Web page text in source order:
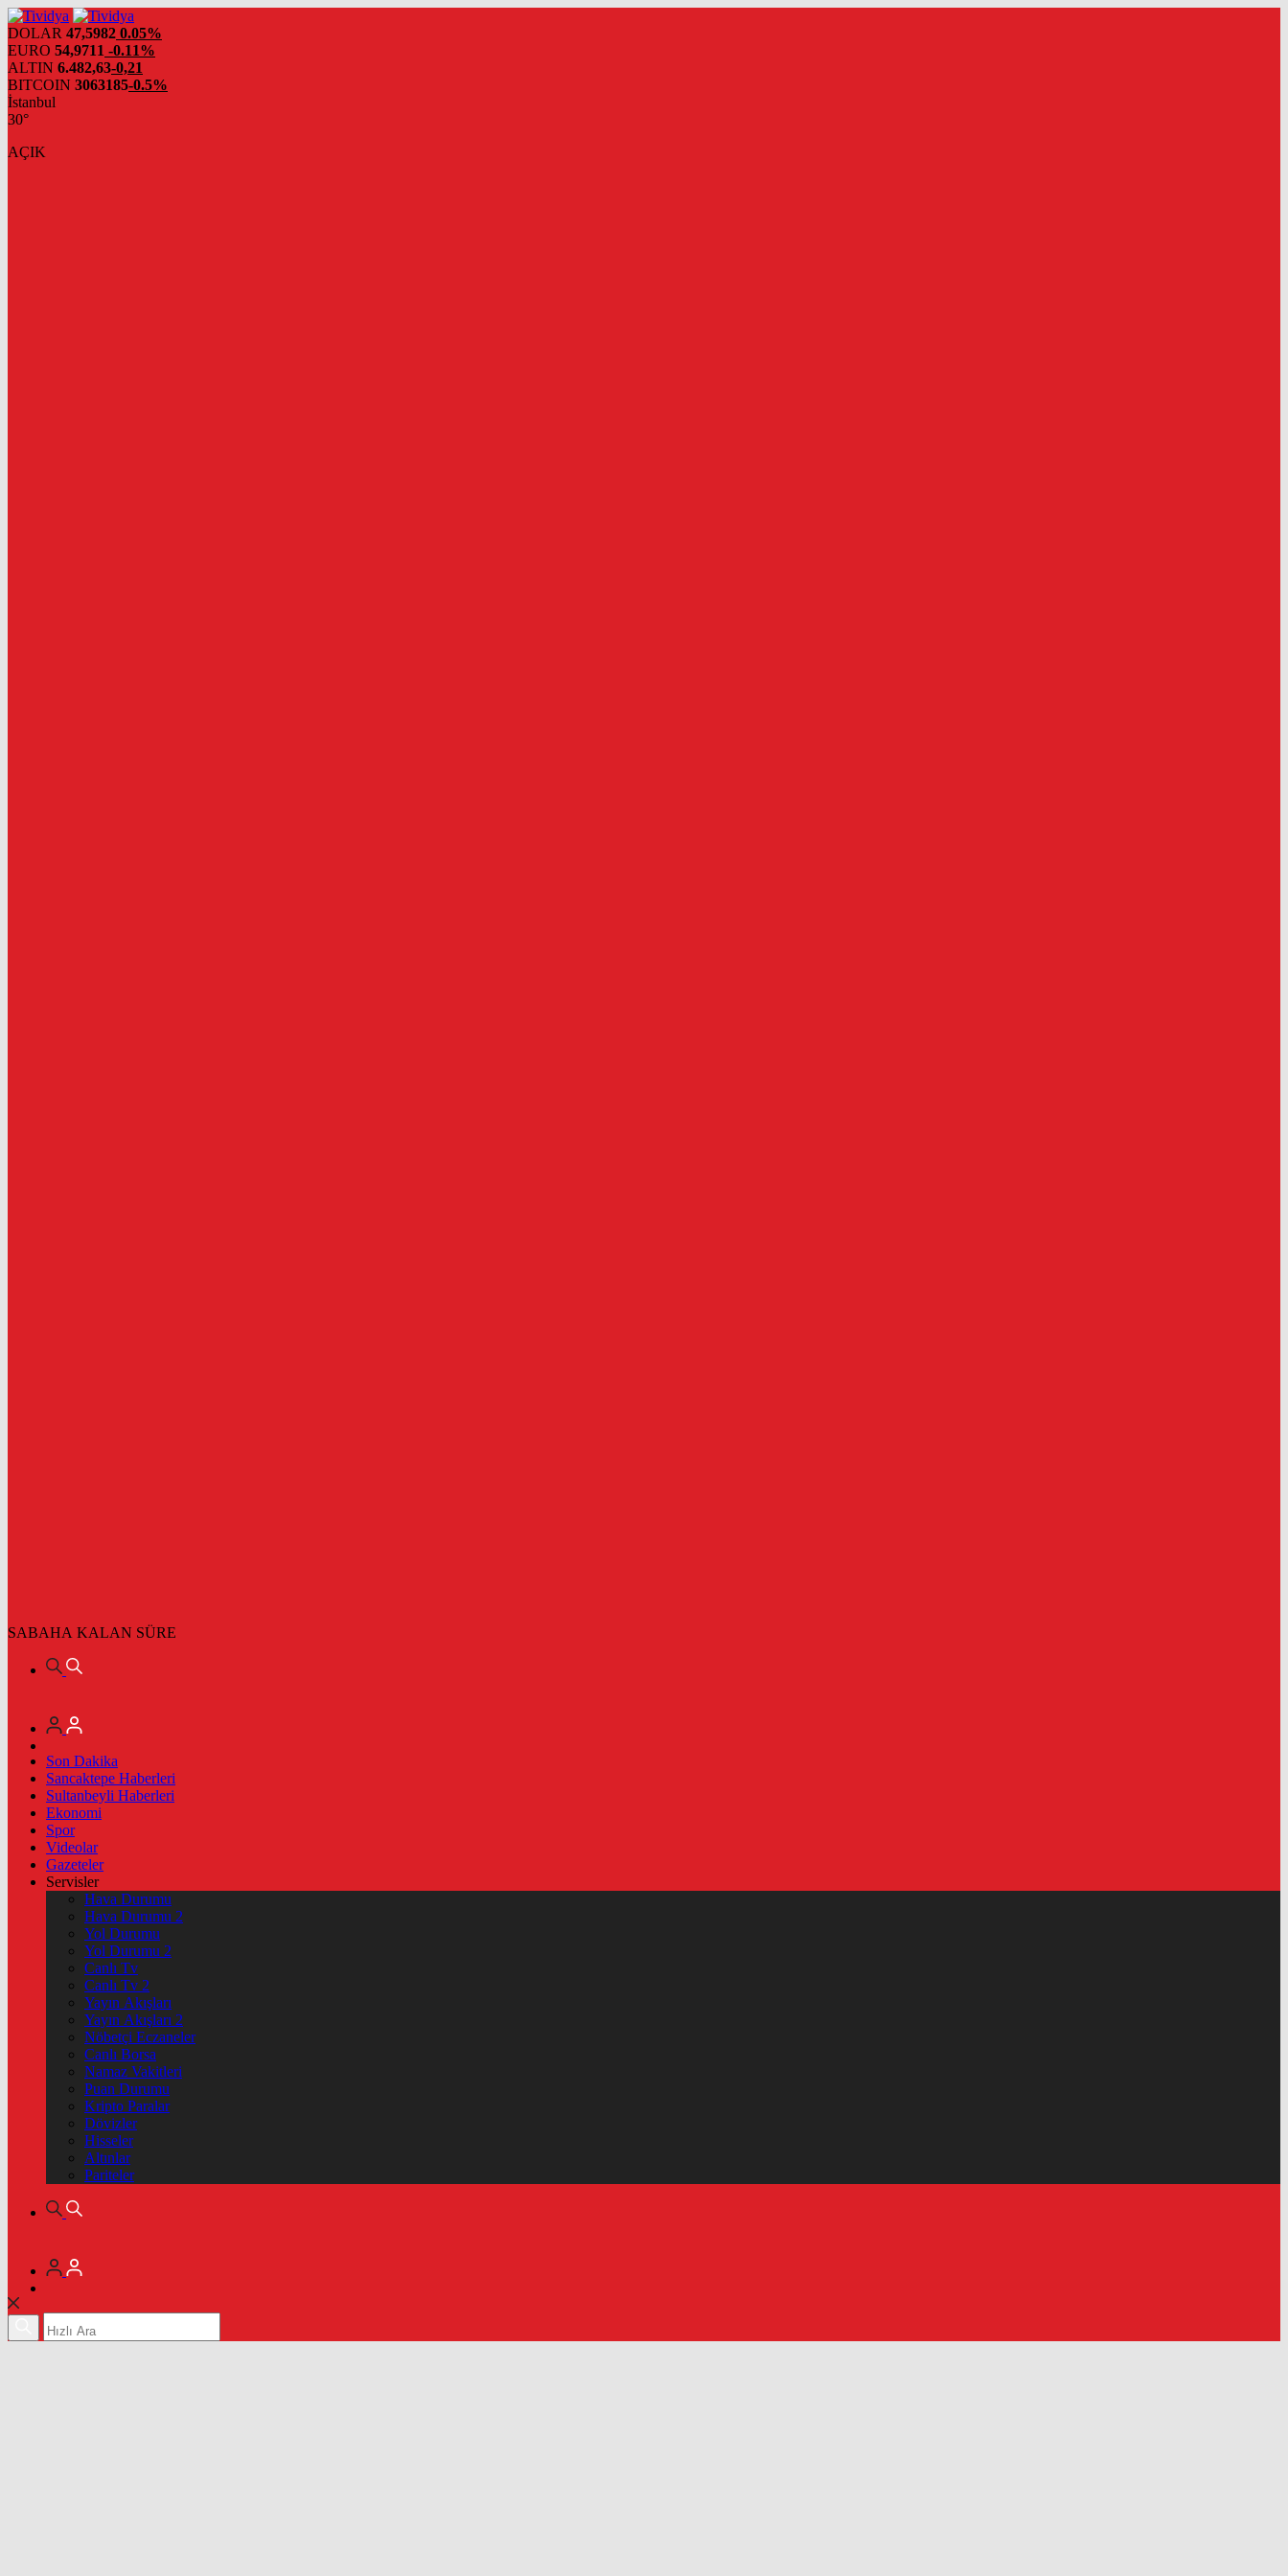
evden
eve
nakliyat
DOLAR 47,5982 0.05%
EURO 54,9711 -0.11%
ALTIN 6.482,63-0,21
BITCOIN 3063185-0.5%
İstanbul
30°
AÇIK
SABAHA KALAN SÜRE
Son Dakika
Sancaktepe Haberleri
Sultanbeyli Haberleri
Ekonomi
Spor
Videolar
Gazeteler
Servisler
Hava Durumu
Hava Durumu 2
Yol Durumu
Yol Durumu 2
Canlı Tv
Canlı Tv 2
Yayın Akışları
Yayın Akışları 2
Nöbetçi Eczaneler
Canlı Borsa
Namaz Vakitleri
Puan Durumu
Kripto Paralar
Dövizler
Hisseler
Altınlar
Pariteler